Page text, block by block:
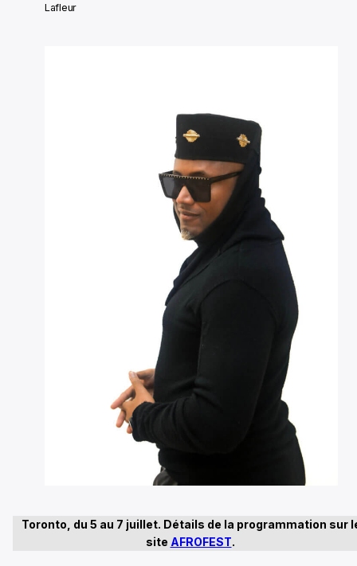
Lafleur
Toronto, du 5 au 7 juillet. Détails de la programmation sur
site AFROFEST.